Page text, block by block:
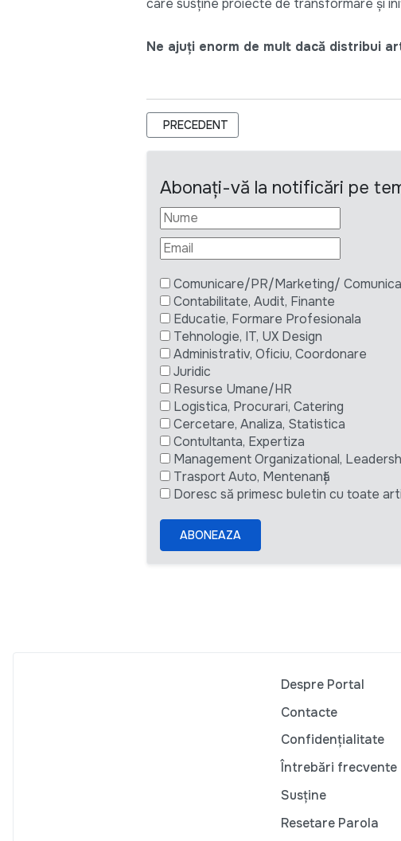
care susține proiecte de transformare și
Ne ajuți enorm de mult dacă distribui
ARTICOL PRECEDENT: DEZBATERE
PRECEDENT
Abonați-vă la notificări pe
Comunicare/PR/Marketing/
Contabilitate, Audit, Finante
Educatie, Formare Profesionala
Tehnologie, IT, UX Design
Administrativ, Oficiu, Coordonare
Juridic
Resurse Umane/HR
Logistica, Procurari, Catering
Cercetare, Analiza, Statistica
Contultanta, Expertiza
Management Organizational,
Trasport Auto, Mentenanță
Doresc să primesc buletin cu toate
ABONEAZA
Despre Portal
Contacte
Confidențialitate
Întrebări frecvente
Susține
Resetare Parola